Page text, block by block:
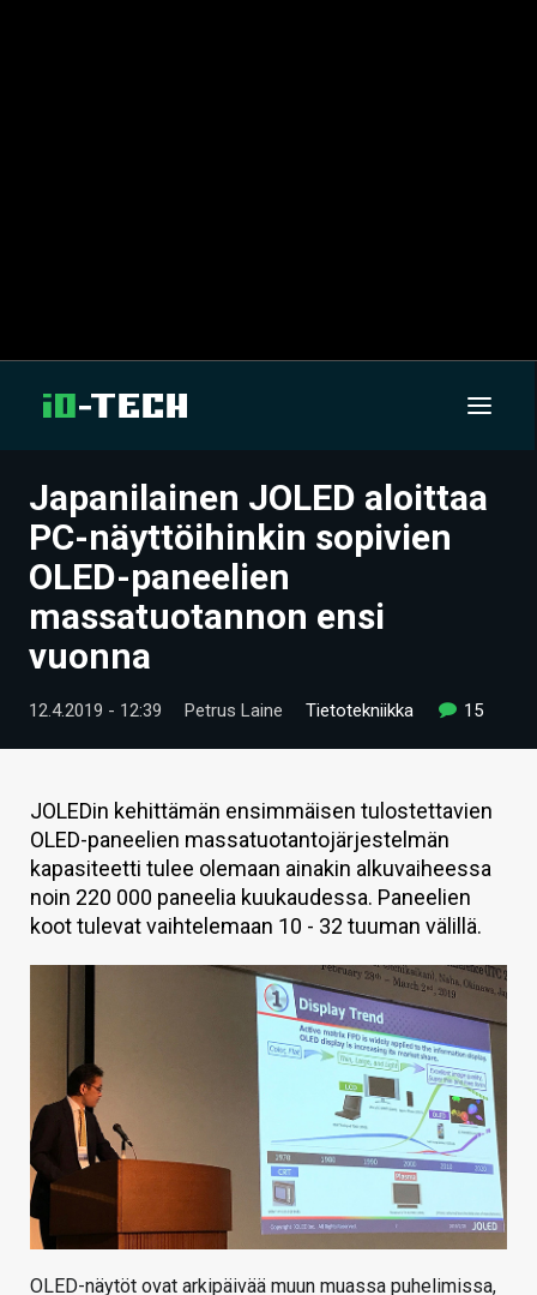
UUTISET
ARTIKKELIT
VIDEOT
TECHBBS
TIETOA
KAUPPA
VAIHDA TEEMA
Japanilainen JOLED aloittaa
PC-näyttöihinkin sopivien
OLED-paneelien
massatuotannon ensi
vuonna
12.4.2019 - 12:39 Petrus Laine Tietotekniikka 15
JOLEDin kehittämän ensimmäisen tulostettavien
OLED-paneelien massatuotantojärjestelmän
kapasiteetti tulee olemaan ainakin alkuvaiheessa
noin 220 000 paneelia kuukaudessa. Paneelien
koot tulevat vaihtelemaan 10 - 32 tuuman välillä.
OLED-näytöt ovat arkipäivää muun muassa puhelimissa,